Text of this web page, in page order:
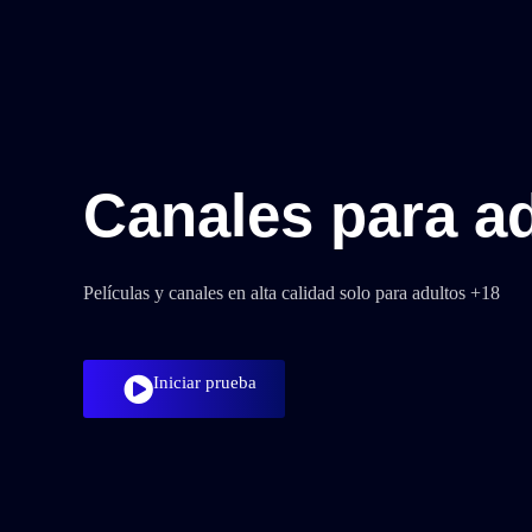
Canales para
Películas y canales en alta calidad solo para adultos +18
Iniciar prueba